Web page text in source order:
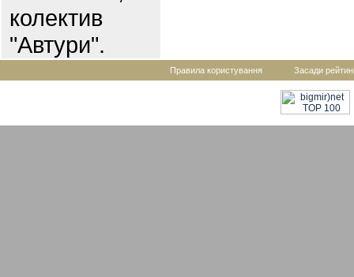
колектив
"Автури".
Правила користування Засади